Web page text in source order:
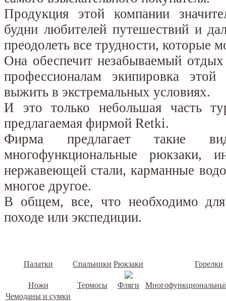
Продукция этой компании
будни любителей путешествий и
преодолеть все трудности, которые
Она обеспечит незабываемый
профессионалам экипировка
выжить в экстремальных условиях.
И это только небольшая часть
предлагаемая фирмой Retki.
Фирма предлагает такие
многофункциональные рюкзаки,
нержавеющей стали, карманные
многое другое.
В общем, все, что необходимо
походе или экспедиции.
Палатки Спальники Рюкзаки Горелки
Ножи Термосы Фляги
Чемоданы и сумки